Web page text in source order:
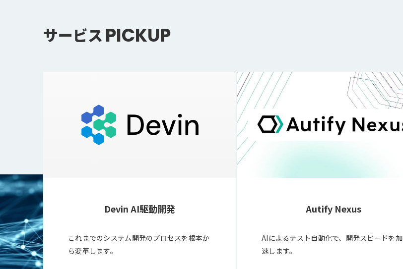
サービス PICKUP
シス
Devin AI駆動開発
これまでのシステム開発のプロセスを根本か
ら変革します。
Autify Nexus
AIによるテスト自動化で、開発スピードを加
速します。